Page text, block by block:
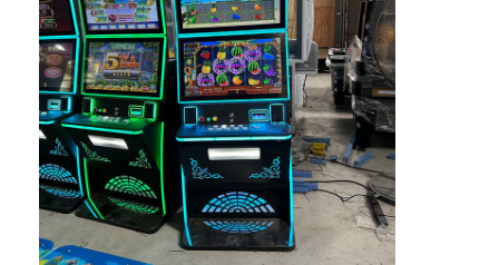
Evde
Ürün
Videolar
Bizim Hakkımızda
Fabrika turu